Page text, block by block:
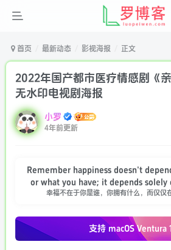
首页 最新动态 影视海报 正文
2022年国产都市医疗情感剧《
无水印电视剧海报
小罗
4年前更新
Remember happiness doesn't
or what you have; it depends
幸福不在于你是谁，你拥有什么，而仅仅
支持 macOSVentura